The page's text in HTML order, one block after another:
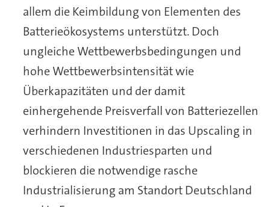
allem die Keimbildung von Elementen des
Batterieökosystems unterstützt. Doch
ungleiche Wettbewerbsbedingungen und
hohe Wettbewerbsintensität wie
Überkapazitäten und der damit
einhergehende Preisverfall von Batteriezellen
verhindern Investitionen in das Upscaling in
verschiedenen Industriesparten und
blockieren die notwendige rasche
Industrialisierung am Standort Deutschland